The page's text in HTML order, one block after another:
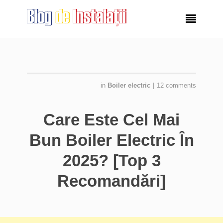

in Boiler electric 12 comments
Care Este Cel Mai
Bun Boiler Electric În
2025? [Top 3
Recomandări]